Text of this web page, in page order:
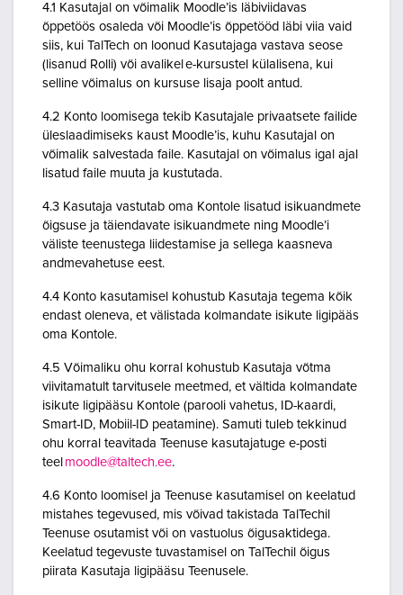
4.1 Kasutajal on võimalik Moodle’is läbiviidavas
õppetöös osaleda või Moodle’is õppetööd läbi viia vaid
siis, kui TalTech on loonud Kasutajaga vastava seose
(lisanud Rolli) või avalikel e-kursustel külalisena, kui
selline võimalus on kursuse lisaja poolt antud.
4.2 Konto loomisega tekib Kasutajale privaatsete failide
üleslaadimiseks kaust Moodle’is, kuhu Kasutajal on
võimalik salvestada faile. Kasutajal on võimalus igal ajal
lisatud faile muuta ja kustutada.
4.3 Kasutaja vastutab oma Kontole lisatud isikuandmete
õigsuse ja täiendavate isikuandmete ning Moodle’i
väliste teenustega liidestamise ja sellega kaasneva
andmevahetuse eest.
4.4 Konto kasutamisel kohustub Kasutaja tegema kõik
endast oleneva, et välistada kolmandate isikute ligipääs
oma Kontole.
4.5 Võimaliku ohu korral kohustub Kasutaja võtma
viivitamatult tarvitusele meetmed, et vältida kolmandate
isikute ligipääsu Kontole (parooli vahetus, ID-kaardi,
Smart-ID, Mobiil-ID peatamine). Samuti tuleb tekkinud
ohu korral teavitada Teenuse kasutajatuge e-posti
teel moodle@taltech.ee.
4.6 Konto loomisel ja Teenuse kasutamisel on keelatud
mistahes tegevused, mis võivad takistada TalTechil
Teenuse osutamist või on vastuolus õigusaktidega.
Keelatud tegevuste tuvastamisel on TalTechil õigus
piirata Kasutaja ligipääsu Teenusele.